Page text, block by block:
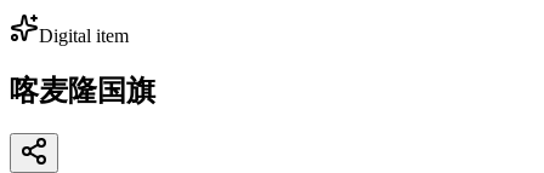
Digital item
喀麦隆国旗